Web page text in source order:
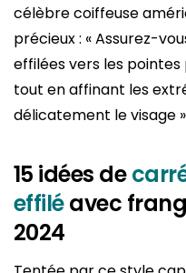
célèbre coiffeuse
précieux : « Assurez-
effilées vers les
tout en affinant les
délicatement le visage
15 idées de
effiléavec
2024